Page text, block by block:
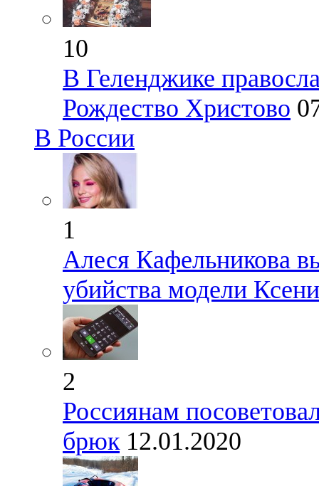
10
В Геленджике
Рождество Христово
В России
1
Алеся Кафельникова
убийства модели
2
Россиянам
брюк 12.01.2020